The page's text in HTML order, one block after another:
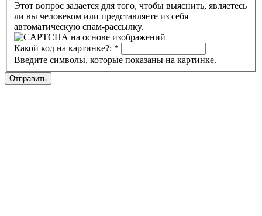
Этот вопрос задается для того, чтобы выяснить, являетесь
ли вы человеком или представляете из себя
автоматическую спам-рассылку.
Какой код на картинке?: *
Введите символы, которые показаны на картинке.